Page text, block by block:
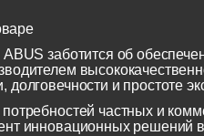
заботится об
и простоте
частных и
инновационных решений